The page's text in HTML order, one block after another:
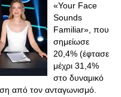
«Your Face
Sounds
Familiar», που
σημείωσε
20,4% (έφτασε
μέχρι 31,4%
στο δυναμικό
από τον ανταγωνισμό.